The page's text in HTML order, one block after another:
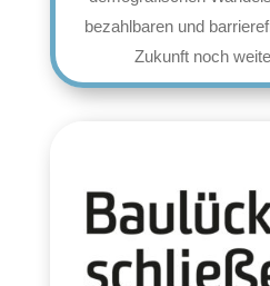
bezahlbaren und
Zukunft noch